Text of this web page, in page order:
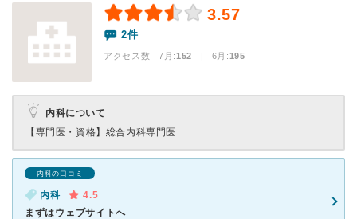
3.57
2件
アクセス数 7月:152 | 6月:195
内科について
【専門医・資格】 総合内科専門医
内科の口コミ
内科
4.5
まずはウェブサイトへ